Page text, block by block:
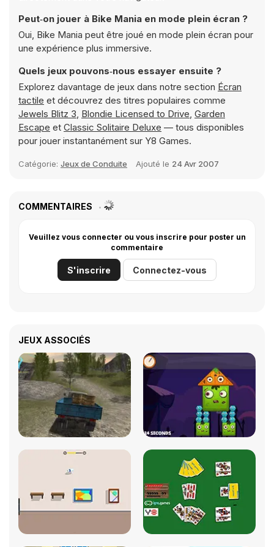
Peut‑on jouer à Bike Mania en mode plein écran ?
Oui, Bike Mania peut être joué en mode plein écran pour
une expérience plus immersive.
Quels jeux pouvons‑nous essayer ensuite ?
Explorez davantage de jeux dans notre section Écran
tactile et découvrez des titres populaires comme
Jewels Blitz 3, Blondie Licensed to Drive, Garden
Escape et Classic Solitaire Deluxe — tous disponibles
pour jouer instantanément sur Y8 Games.
Catégorie: Jeux de Conduite Ajouté le 24 Avr 2007
COMMENTAIRES
Veuillez vous connecter ou vous inscrire pour poster un
commentaire
S'inscrire Connectez-vous
JEUX ASSOCIÉS